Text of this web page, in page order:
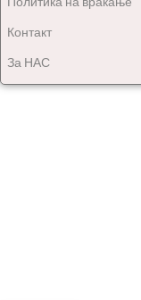
Контакт
За НАС